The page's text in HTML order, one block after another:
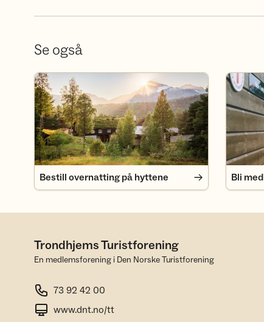
Se også
Bestill overnatting på hyttene
Bestill overnatting på hyttene
Bli
Bli
Trondhjems Turistforening
En medlemsforening i Den Norske Turistforening
73 92 42 00
www.dnt.no/tt